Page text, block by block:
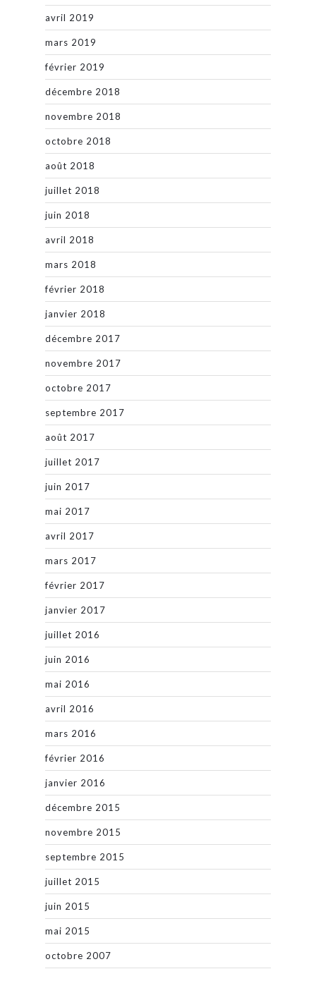
avril 2019
mars 2019
février 2019
décembre 2018
novembre 2018
octobre 2018
août 2018
juillet 2018
juin 2018
avril 2018
mars 2018
février 2018
janvier 2018
décembre 2017
novembre 2017
octobre 2017
septembre 2017
août 2017
juillet 2017
juin 2017
mai 2017
avril 2017
mars 2017
février 2017
janvier 2017
juillet 2016
juin 2016
mai 2016
avril 2016
mars 2016
février 2016
janvier 2016
décembre 2015
novembre 2015
septembre 2015
juillet 2015
juin 2015
mai 2015
octobre 2007